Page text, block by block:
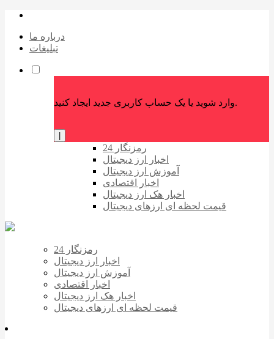
درباره ما
تبلیغات
وارد شوید یا یک حساب کاربری جدید ایجاد کنید.
رمزنگار 24
اخبار ارز دیجیتال
آموزش ارز دیجیتال
اخبار اقتصادی
اخبار هک ارز دیجیتال
قیمت لحظه ای ارزهای دیجیتال
رمزنگار 24
اخبار ارز دیجیتال
آموزش ارز دیجیتال
اخبار اقتصادی
اخبار هک ارز دیجیتال
قیمت لحظه ای ارزهای دیجیتال